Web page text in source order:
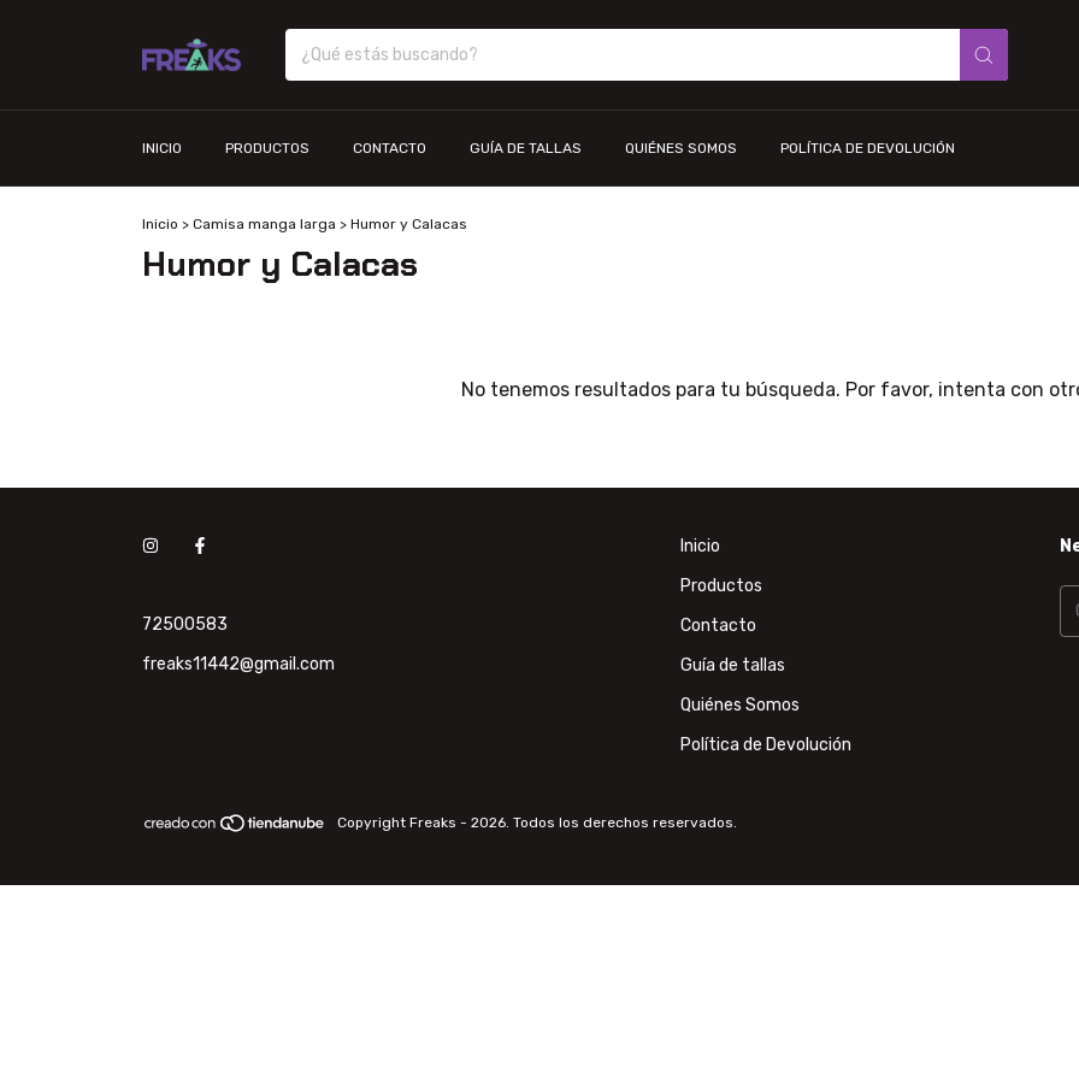
INICIO PRODUCTOS CONTACTO GUÍA DE TALLAS QUIÉNES SOMOS POLÍTICA DE DEVOLUCIÓN
Inicio > Camisa manga larga > Humor y Calacas
Humor y Calacas
No tenemos resultados para tu búsqueda. Por favor, intenta con
72500583
freaks11442@gmail.com
Inicio
Productos
Contacto
Guía de tallas
Quiénes Somos
Política de Devolución
Copyright Freaks - 2026. Todos los derechos reservados.